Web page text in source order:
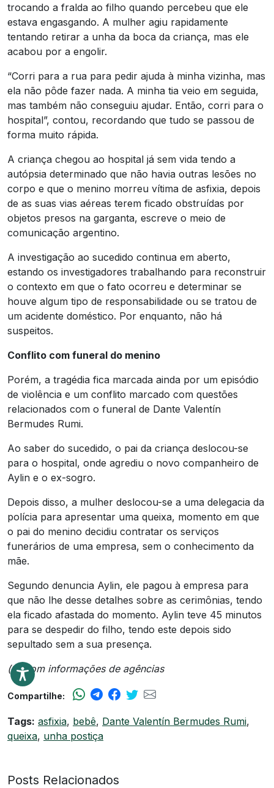
trocando a fralda ao filho quando percebeu que ele
estava engasgando. A mulher agiu rapidamente
tentando retirar a unha da boca da criança, mas ele
acabou por a engolir.
“Corri para a rua para pedir ajuda à minha vizinha, mas
ela não pôde fazer nada. A minha tia veio em seguida,
mas também não conseguiu ajudar. Então, corri para o
hospital”, contou, recordando que tudo se passou de
forma muito rápida.
A criança chegou ao hospital já sem vida tendo a
autópsia determinado que não havia outras lesões no
corpo e que o menino morreu vítima de asfixia, depois
de as suas vias aéreas terem ficado obstruídas por
objetos presos na garganta, escreve o meio de
comunicação argentino.
A investigação ao sucedido continua em aberto,
estando os investigadores trabalhando para reconstruir
o contexto em que o fato ocorreu e determinar se
houve algum tipo de responsabilidade ou se tratou de
um acidente doméstico. Por enquanto, não há
suspeitos.
Conflito com funeral do menino
Porém, a tragédia fica marcada ainda por um episódio
de violência e um conflito marcado com questões
relacionados com o funeral de Dante Valentín
Bermudes Rumi.
Ao saber do sucedido, o pai da criança deslocou-se
para o hospital, onde agrediu o novo companheiro de
Aylin e o ex-sogro.
Depois disso, a mulher deslocou-se a uma delegacia da
polícia para apresentar uma queixa, momento em que
o pai do menino decidiu contratar os serviços
funerários de uma empresa, sem o conhecimento da
mãe.
Segundo denuncia Aylin, ele pagou à empresa para
que não lhe desse detalhes sobre as cerimônias, tendo
ela ficado afastada do momento. Aylin teve 45 minutos
para se despedir do filho, tendo este depois sido
sepultado sem a sua presença.
(*) Com informações de agências
Compartilhe:
Tags: asfixia, bebê, Dante Valentín Bermudes Rumi,
queixa, unha postiça
Posts Relacionados